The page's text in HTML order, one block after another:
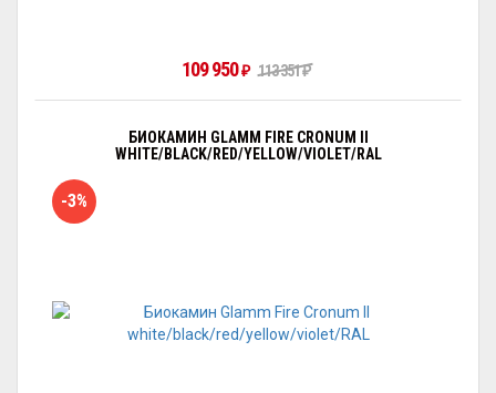
109 950₽ 113 351₽
БИОКАМИН GLAMM FIRE CRONUM II
WHITE/BLACK/RED/YELLOW/VIOLET/RAL
-3%